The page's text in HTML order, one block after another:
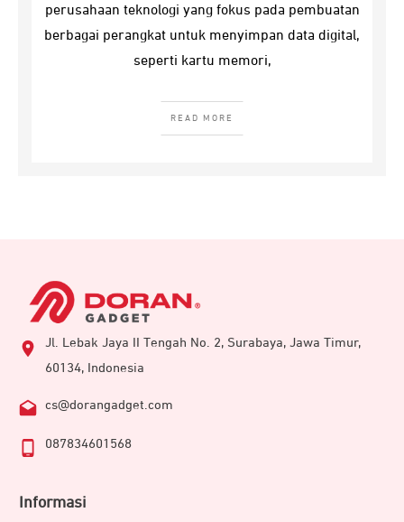
perusahaan teknologi yang fokus pada pembuatan
berbagai perangkat untuk menyimpan data digital,
seperti kartu memori,
READ MORE
Jl. Lebak Jaya II Tengah No. 2, Surabaya, Jawa Timur,
60134, Indonesia
cs@dorangadget.com
087834601568
Informasi